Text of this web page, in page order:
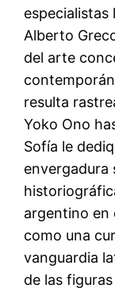
especialistas
Alberto
del arte
resulta
Yoko Ono
Sofía le
envergadura
argentino en
como una
vanguardia
de las